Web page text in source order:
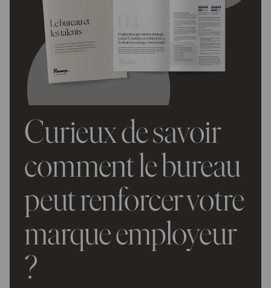
Curieux de savoir
comment le bureau
peut renforcer votre
marque employeur
?